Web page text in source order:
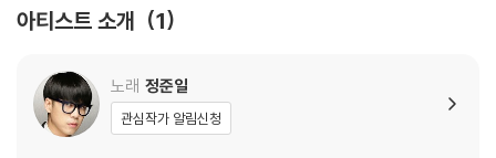
아티스트 소개 1
노래 정준일
관심작가 알림신청